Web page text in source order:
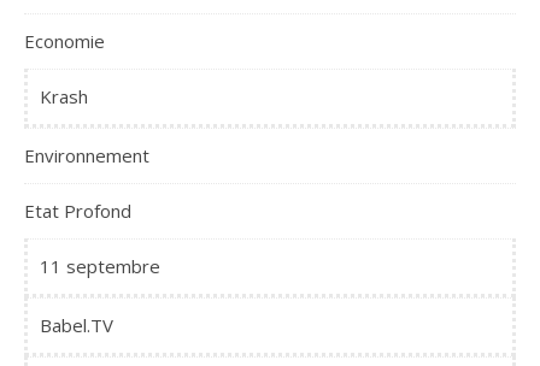
Economie
Krash
Environnement
Etat Profond
11 septembre
Babel.TV